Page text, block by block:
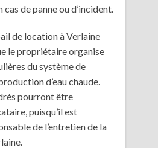
de panne ou d’incident.
de location à Verlaine
le propriétaire organise
du système de
d’eau chaude.
pourront être
puisqu’il est
de l’entretien de la